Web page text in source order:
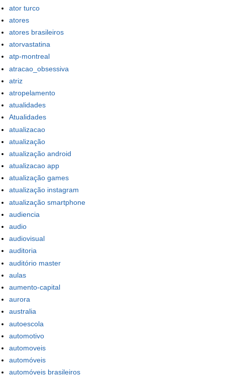
ator turco
atores
atores brasileiros
atorvastatina
atp-montreal
atracao_obsessiva
atriz
atropelamento
atualidades
Atualidades
atualizacao
atualização
atualização android
atualizacao app
atualização games
atualização instagram
atualização smartphone
audiencia
audio
audiovisual
auditoria
auditório master
aulas
aumento-capital
aurora
australia
autoescola
automotivo
automoveis
automóveis
automóveis brasileiros